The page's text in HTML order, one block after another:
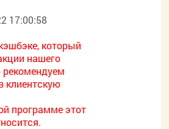
17:00:58
который
нашего
рекомендуем
клиентскую
программе этот